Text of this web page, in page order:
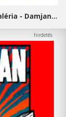
Szolnoki Galéria - Damjanich János Múzeum